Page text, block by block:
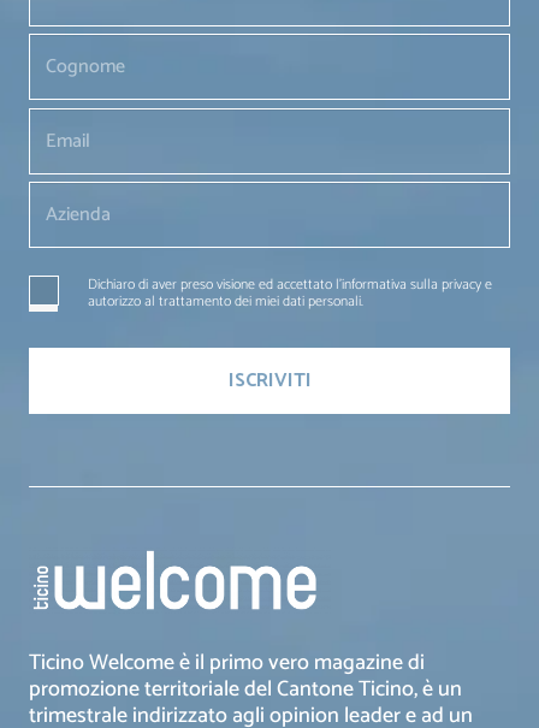
Dichiaro di aver preso visione ed accettato l'informativa sulla privacy e
autorizzo al trattamento dei miei dati personali.
Ticino Welcome è il primo vero magazine di
promozione territoriale del Cantone Ticino, è un
trimestrale indirizzato agli opinion leader e ad un